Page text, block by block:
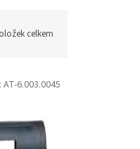
celkem
AT-6.003.0045